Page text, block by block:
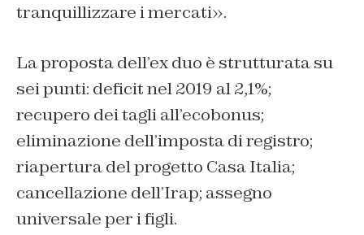
tranquillizzare i mercati».
La proposta dell’ex duo è strutturata su
sei punti: deficit nel 2019 al 2,1%;
recupero dei tagli all’ecobonus;
eliminazione dell’imposta di registro;
riapertura del progetto Casa Italia;
cancellazione dell’Irap; assegno
universale per i figli.